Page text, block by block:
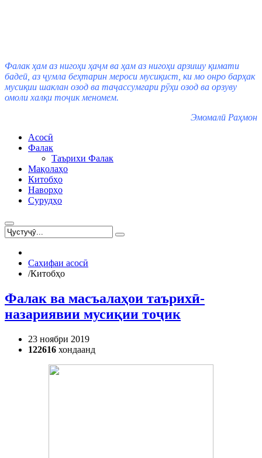
Фалак ҳам аз нигоҳи ҳаҷм ва ҳам аз нигоҳи арзишу қимати
бадеӣ, аз ҷумла беҳтарин мероси мусиқист, ки мо онро барҳак
мусиқии шаклан озод ва таҷассумгари рӯҳи озод ва орзуву
омоли халқи тоҷик меномем.
Эмомалӣ Раҳмон
Асосӣ
Фалак
Таърихи Фалак
Мақолаҳо
Китобҳо
Наворҳо
Сурудҳо
Саҳифаи асосӣ
/Китобҳо
Фалак ва масъалаҳои таърихӣ-
назариявии мусиқии тоҷик
23 ноябри 2019
122616 хондаанд